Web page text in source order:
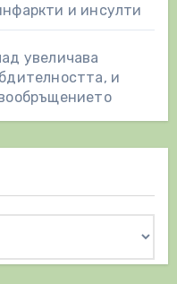
и инсулти
увеличава
и